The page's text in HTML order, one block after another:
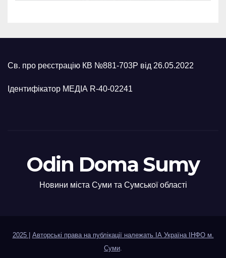
Св. про реєстрацію КВ №881-703Р від 26.05.2022
Ідентифікатор МЕДІА R-40-02241
Odin Doma Sumy
Новини міста Суми та Сумської області
2025 | Авторські права на публікації належать ІА Україна ІНФО м.
Суми